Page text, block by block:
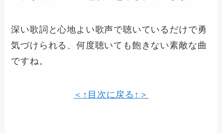
深い歌詞と心地よい歌声で聴いているだけで勇
気づけられる、何度聴いても飽きない素敵な曲
ですね。
＜↑目次に戻る↑＞